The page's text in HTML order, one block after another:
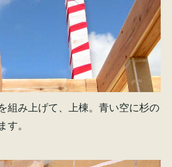
組み上げて、上棟。青い空に杉の
す。